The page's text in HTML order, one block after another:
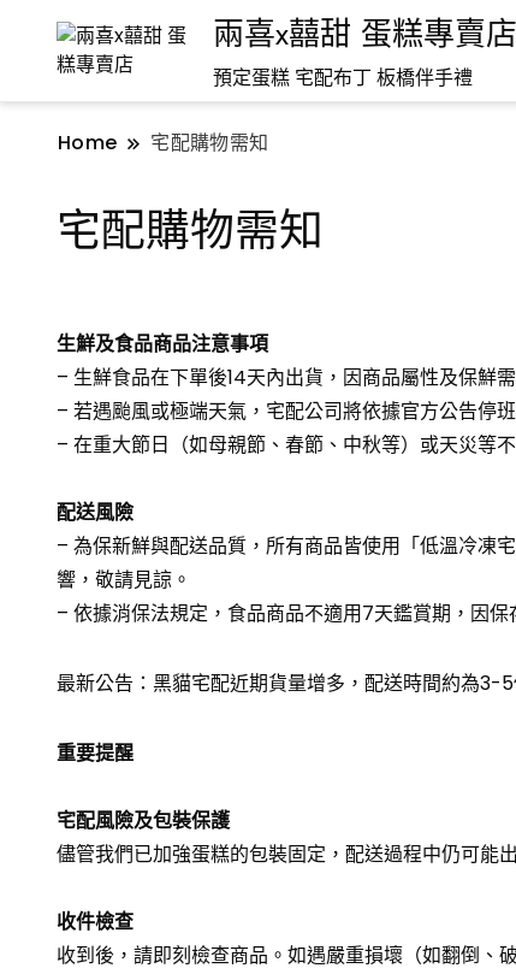
兩喜x囍甜 蛋糕專賣店
預定蛋糕 宅配布丁 板橋伴手禮
Home 宅配購物需知
宅配購物需知
生鮮及食品商品注意事項
– 生鮮食品在下單後14天內出貨，因商品屬性及保鮮
– 若遇颱風或極端天氣，宅配公司將依據官方公告停
– 在重大節日（如母親節、春節、中秋等）或天災等
配送風險
– 為保新鮮與配送品質，所有商品皆使用「低溫冷凍
響，敬請見諒。
– 依據消保法規定，食品商品不適用7天鑑賞期，因
最新公告：黑貓宅配近期貨量增多，配送時間約為3-
重要提醒
宅配風險及包裝保護
儘管我們已加強蛋糕的包裝固定，配送過程中仍可能
收件檢查
收到後，請即刻檢查商品。如遇嚴重損壞（如翻倒、